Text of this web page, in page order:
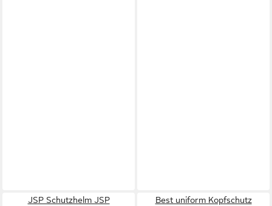
JSP Schutzhelm JSP Best uniform Kopfschutz